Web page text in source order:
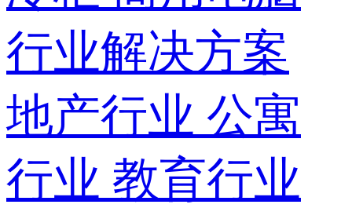
行业解决方案
地产行业 公寓
行业 教育行业